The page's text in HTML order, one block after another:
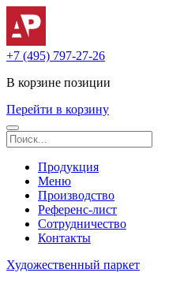
+7 (495) 797-27-26
В корзине позиции
Перейти в корзину
Продукция
Меню
Производство
Референс-лист
Сотрудничество
Контакты
Художественный паркет